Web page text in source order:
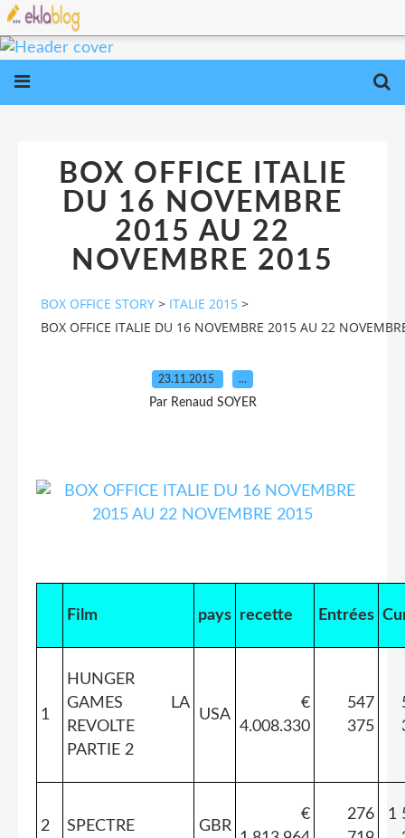
BOX OFFICE ITALIE
DU 16 NOVEMBRE
2015 AU 22
NOVEMBRE 2015
BOX OFFICE STORY > ITALIE 2015 >
BOX OFFICE ITALIE DU 16 NOVEMBRE 2015 AU 22
23.11.2015 …
Par Renaud SOYER
Film pays recette Entrées
1
HUNGER
GAMES LA
REVOLTE
PARTIE 2
USA
€
4.008.330
547
375
2 SPECTRE GBR
€
276
1